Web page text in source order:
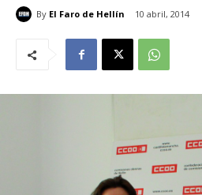
By El Faro de Hellín 10 abril, 2014